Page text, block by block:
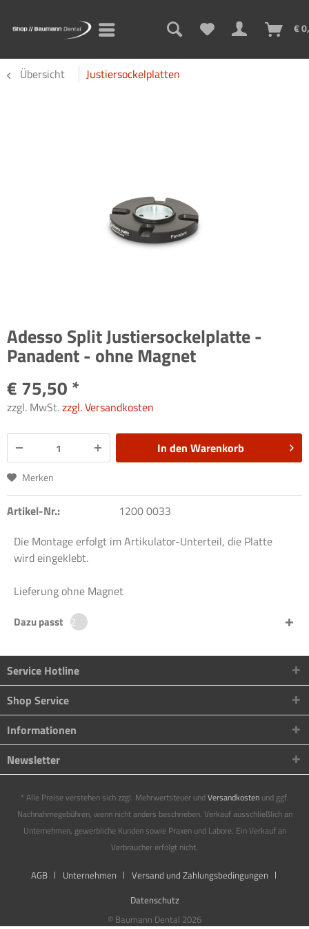
€
Übersicht Justiersockelplatten
Adesso Split Justiersockelplatte -
Panadent - ohne Magnet
€ 75,50 *
zzgl. MwSt.zzgl. Versandkosten
In den Warenkorb
Merken
Artikel-Nr.:
1200 0033
Die Montage erfolgt im Artikulator-Unterteil, die Platte
wird eingeklebt.
Lieferung ohne Magnet
Dazu passt 2
Service Hotline
Shop Service
Informationen
Newsletter
* Alle Preise verstehen sich zzgl. Mehrwertsteuer undVersandkostenund ggf.
Nachnahmegebühren, wenn nicht anders beschrieben. Verkauf ausschließlich an
Unternehmen, gewerbliche Kunden sowie Praxen und Labore. Ein Verkauf an
Verbraucher erfolgt nicht.
AGB Unternehmen
Versand und Zahlungsbedingungen
Datenschutz
© Baumann Dental 2026